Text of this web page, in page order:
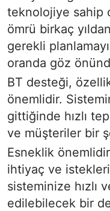
teknolojiye sahip
ömrü birkaç
gerekli
oranda göz
BT desteği,
önemlidir.
gittiğinde hızlı
ve müşteriler bir
Esneklik
ihtiyaç ve
sisteminize hızlı
edilebilecek bir